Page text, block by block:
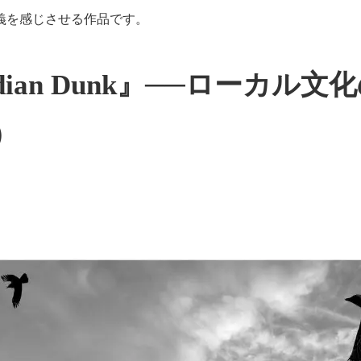
感じさせる作品です。
Dunk』──ローカル文